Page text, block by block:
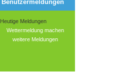
Benutzermeldungen
Heutige Meldungen
Wettermeldung machen
weitere Meldungen